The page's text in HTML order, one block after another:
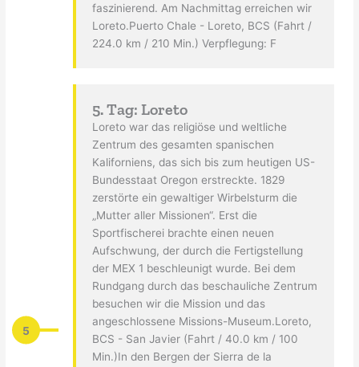
faszinierend. Am Nachmittag erreichen wir
Loreto.Puerto Chale - Loreto, BCS (Fahrt /
224.0 km / 210 Min.) Verpflegung: F
5
5. Tag: Loreto
Loreto war das religiöse und weltliche
Zentrum des gesamten spanischen
Kaliforniens, das sich bis zum heutigen US-
Bundesstaat Oregon erstreckte. 1829
zerstörte ein gewaltiger Wirbelsturm die
„Mutter aller Missionen“. Erst die
Sportfischerei brachte einen neuen
Aufschwung, der durch die Fertigstellung
der MEX 1 beschleunigt wurde. Bei dem
Rundgang durch das beschauliche Zentrum
besuchen wir die Mission und das
angeschlossene Missions-Museum.Loreto,
BCS - San Javier (Fahrt / 40.0 km / 100
Min.)In den Bergen der Sierra de la